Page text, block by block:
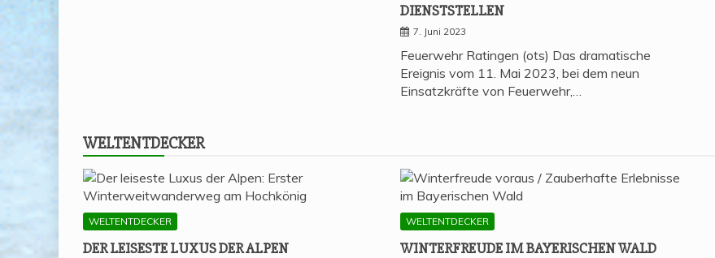
DIENSTSTELLEN
7. Juni 2023
Feuerwehr Ratingen (ots) Das dramatische
Ereignis vom 11. Mai 2023, bei dem neun
Einsatzkräfte von Feuerwehr,…
WELT­ENT­DE­CKER
WELTENTDECKER
DER LEI­SES­TE LUXUS DER ALPEN
WELTENTDECKER
WIN­TER­FREU­DE IM BAYE­RI­SCHEN WALD